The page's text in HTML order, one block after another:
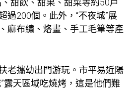
甜飲、甜果、甜菜等約50戶
過200個。此外，“不夜城”展
麻布繡、烙畫、手工毛筆等產
老攜幼出門游玩。市平易近陽
露天區域吃燒烤，這是他們難